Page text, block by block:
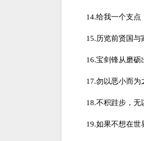
14.给我一个支点
15.历览前贤国与
16.宝剑锋从磨砺
17.勿以恶小而为
18.不积跬步，无
19.如果不想在世